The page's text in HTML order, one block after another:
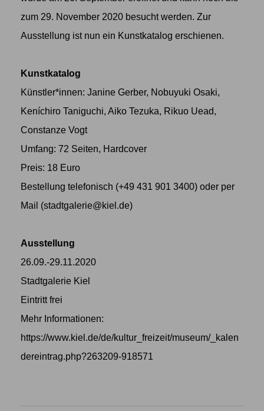
zum 29. November 2020 besucht werden. Zur
Ausstellung ist nun ein Kunstkatalog erschienen.
Kunstkatalog
Künstler*innen: Janine Gerber, Nobuyuki Osaki,
Keníchiro Taniguchi, Aiko Tezuka, Rikuo Uead,
Constanze Vogt
Umfang: 72 Seiten, Hardcover
Preis: 18 Euro
Bestellung telefonisch (+49 431 901 3400) oder per
Mail (stadtgalerie@kiel.de)
Ausstellung
26.09.-29.11.2020
Stadtgalerie Kiel
Eintritt frei
Mehr Informationen:
https://www.kiel.de/de/kultur_freizeit/museum/_kalen
dereintrag.php?263209-918571